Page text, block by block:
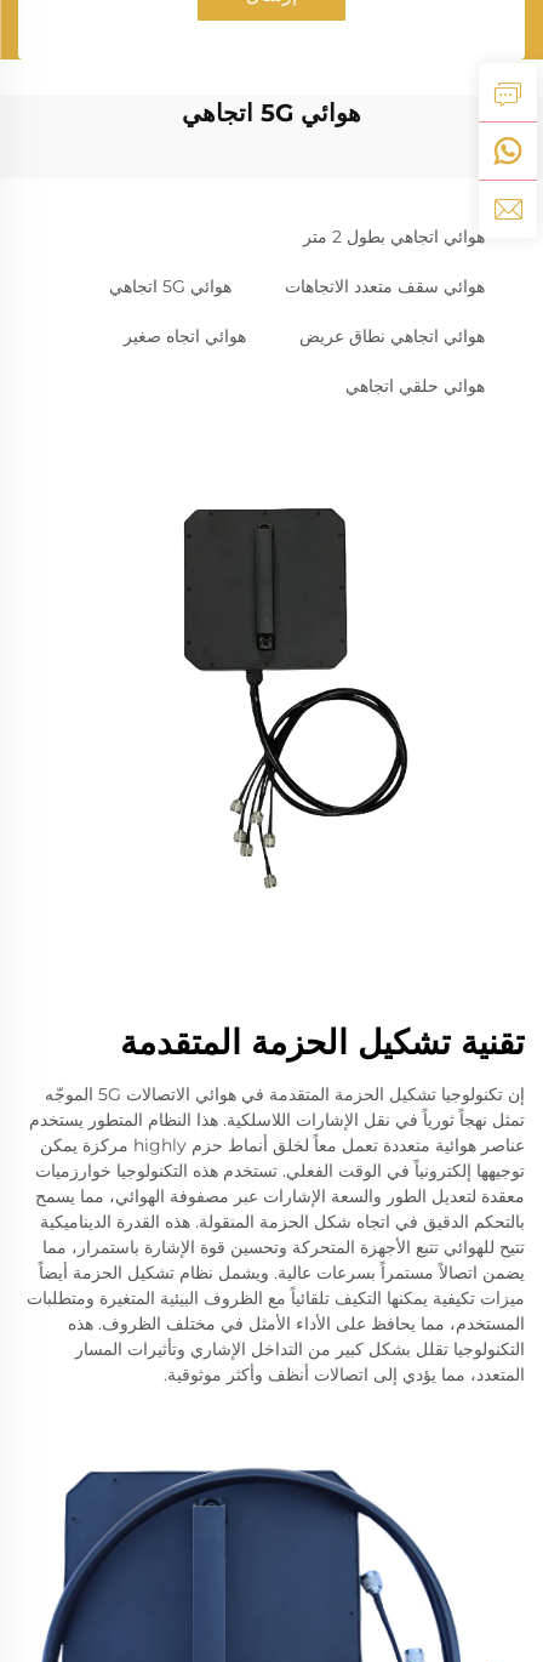
هوائي 5G اتجاهي
هوائي اتجاهي بطول 2 متر
هوائي سقف متعدد الاتجاهات هوائي 5G اتجاهي
هوائي اتجاهي نطاق عريض هوائي اتجاه صغير
هوائي حلقي اتجاهي
تقنية تشكيل الحزمة المتقدمة
إن تكنولوجيا تشكيل الحزمة المتقدمة في هوائي الاتصالات 5G الموجّه
تمثل نهجاً ثورياً في نقل الإشارات اللاسلكية. هذا النظام المتطور يستخدم
عناصر هوائية متعددة تعمل معاً لخلق أنماط حزم highly مركزة يمكن
توجيهها إلكترونياً في الوقت الفعلي. تستخدم هذه التكنولوجيا خوارزميات
معقدة لتعديل الطور والسعة الإشارات عبر مصفوفة الهوائي، مما يسمح
بالتحكم الدقيق في اتجاه شكل الحزمة المنقولة. هذه القدرة الديناميكية
تتيح للهوائي تتبع الأجهزة المتحركة وتحسين قوة الإشارة باستمرار، مما
يضمن اتصالاً مستمراً بسرعات عالية. ويشمل نظام تشكيل الحزمة أيضاً
ميزات تكيفية يمكنها التكيف تلقائياً مع الظروف البيئية المتغيرة ومتطلبات
المستخدم، مما يحافظ على الأداء الأمثل في مختلف الظروف. هذه
التكنولوجيا تقلل بشكل كبير من التداخل الإشاري وتأثيرات المسار
المتعدد، مما يؤدي إلى اتصالات أنظف وأكثر موثوقية.